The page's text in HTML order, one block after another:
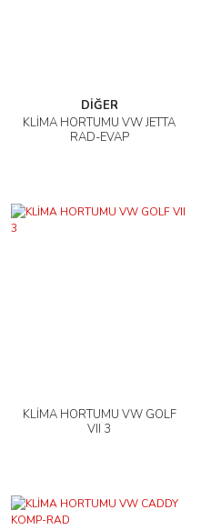
DİĞER
KLİMA HORTUMU VW JETTA
RAD-EVAP
KLİMA HORTUMU VW GOLF
VII 3